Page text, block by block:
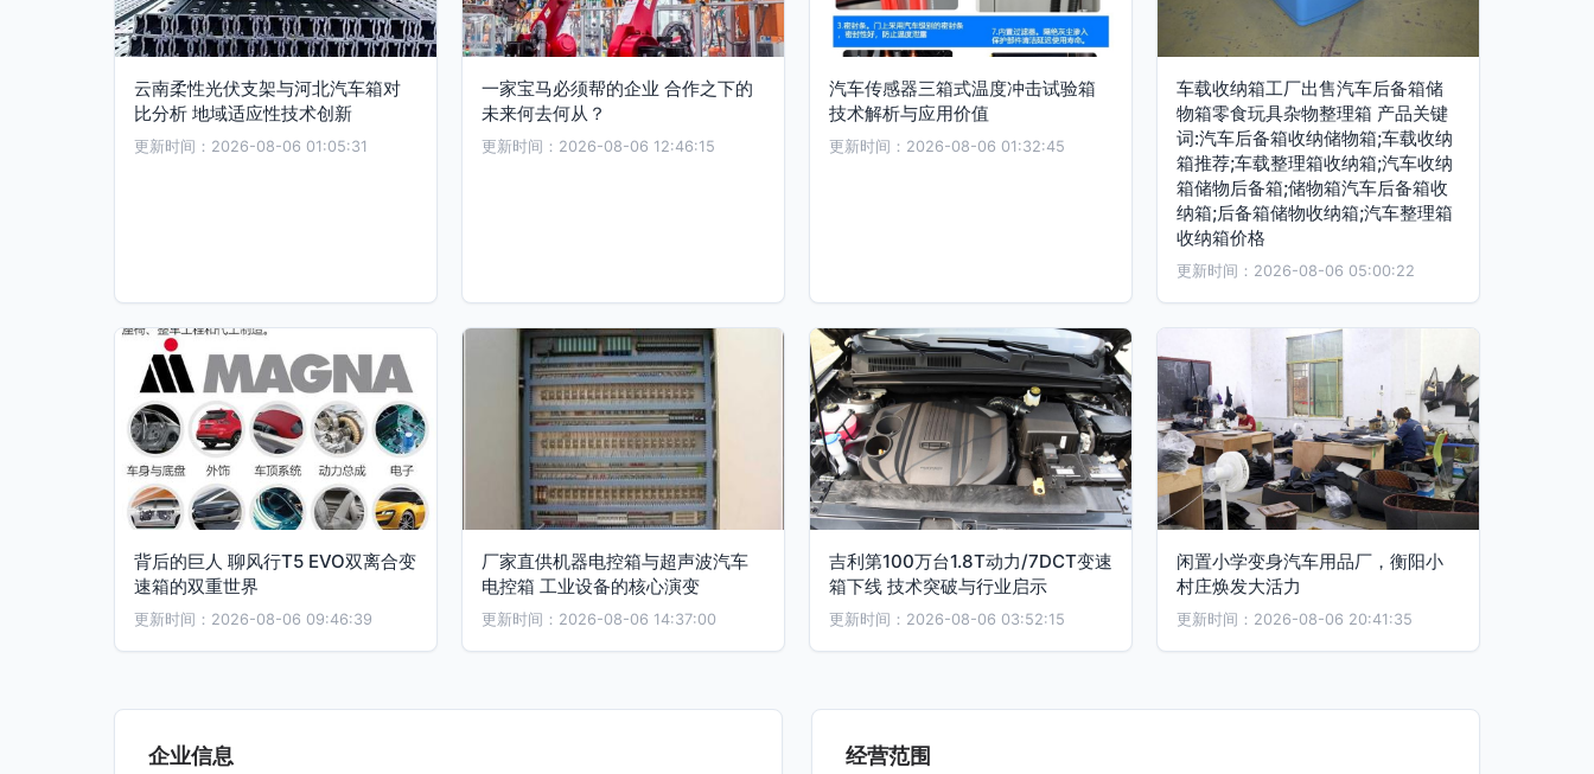
云南柔性光伏支架与河北汽车箱对
比分析 地域适应性技术创新
更新时间：2026-08-06 01:05:31
一家宝马必须帮的企业 合作之下的
未来何去何从？
更新时间：2026-08-06 12:46:15
汽车传感器三箱式温度冲击试验箱
技术解析与应用价值
更新时间：2026-08-06 01:32:45
车载收纳箱工厂出售汽车后备箱储
物箱零食玩具杂物整理箱 产品关键
词:汽车后备箱收纳储物箱;车载收纳
箱推荐;车载整理箱收纳箱;汽车收纳
箱储物后备箱;储物箱汽车后备箱收
纳箱;后备箱储物收纳箱;汽车整理箱
收纳箱价格
更新时间：2026-08-06 05:00:22
背后的巨人 聊风行T5 EVO双离合变
速箱的双重世界
更新时间：2026-08-06 09:46:39
厂家直供机器电控箱与超声波汽车
电控箱 工业设备的核心演变
更新时间：2026-08-06 14:37:00
吉利第100万台1.8T动力/7DCT变速
箱下线 技术突破与行业启示
更新时间：2026-08-06 03:52:15
闲置小学变身汽车用品厂，衡阳小
村庄焕发大活力
更新时间：2026-08-06 20:41:35
企业信息 经营范围